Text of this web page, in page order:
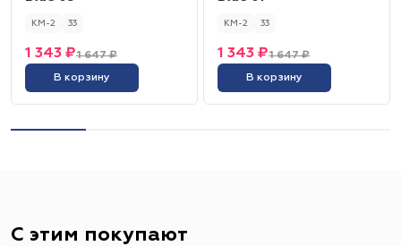
КМ-2 33
1 647 ₽
1 343 ₽
В корзину
КМ-2 33
1 647 ₽
1 343 ₽
В корзину
С этим покупают